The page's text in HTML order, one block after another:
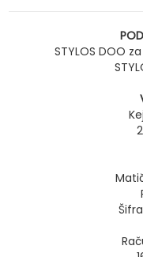
STYLOS DOO